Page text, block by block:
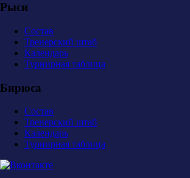
Рыси
Состав
Тренерский штаб
Календарь
Турнирная таблица
Бирюса
Состав
Тренерский штаб
Календарь
Турнирная таблица